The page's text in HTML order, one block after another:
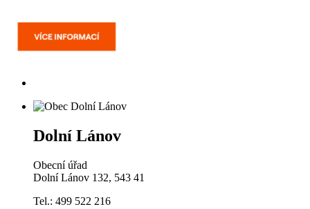
Dolní Lánov
Obecní úřad
Dolní Lánov 132, 543 41
Tel.: 499 522 216